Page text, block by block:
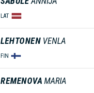
LAT
LEHTONEN VENLA
FIN
REMENOVAMARIA